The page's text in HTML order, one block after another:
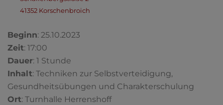
41352 Korschenbroich
Beginn: 25.10.2023
Zeit: 17:00
Dauer: 1 Stunde
Inhalt: Techniken zur Selbstverteidigung,
Gesundheitsübungen und Charakterschulung
Ort: Turnhalle Herrenshoff